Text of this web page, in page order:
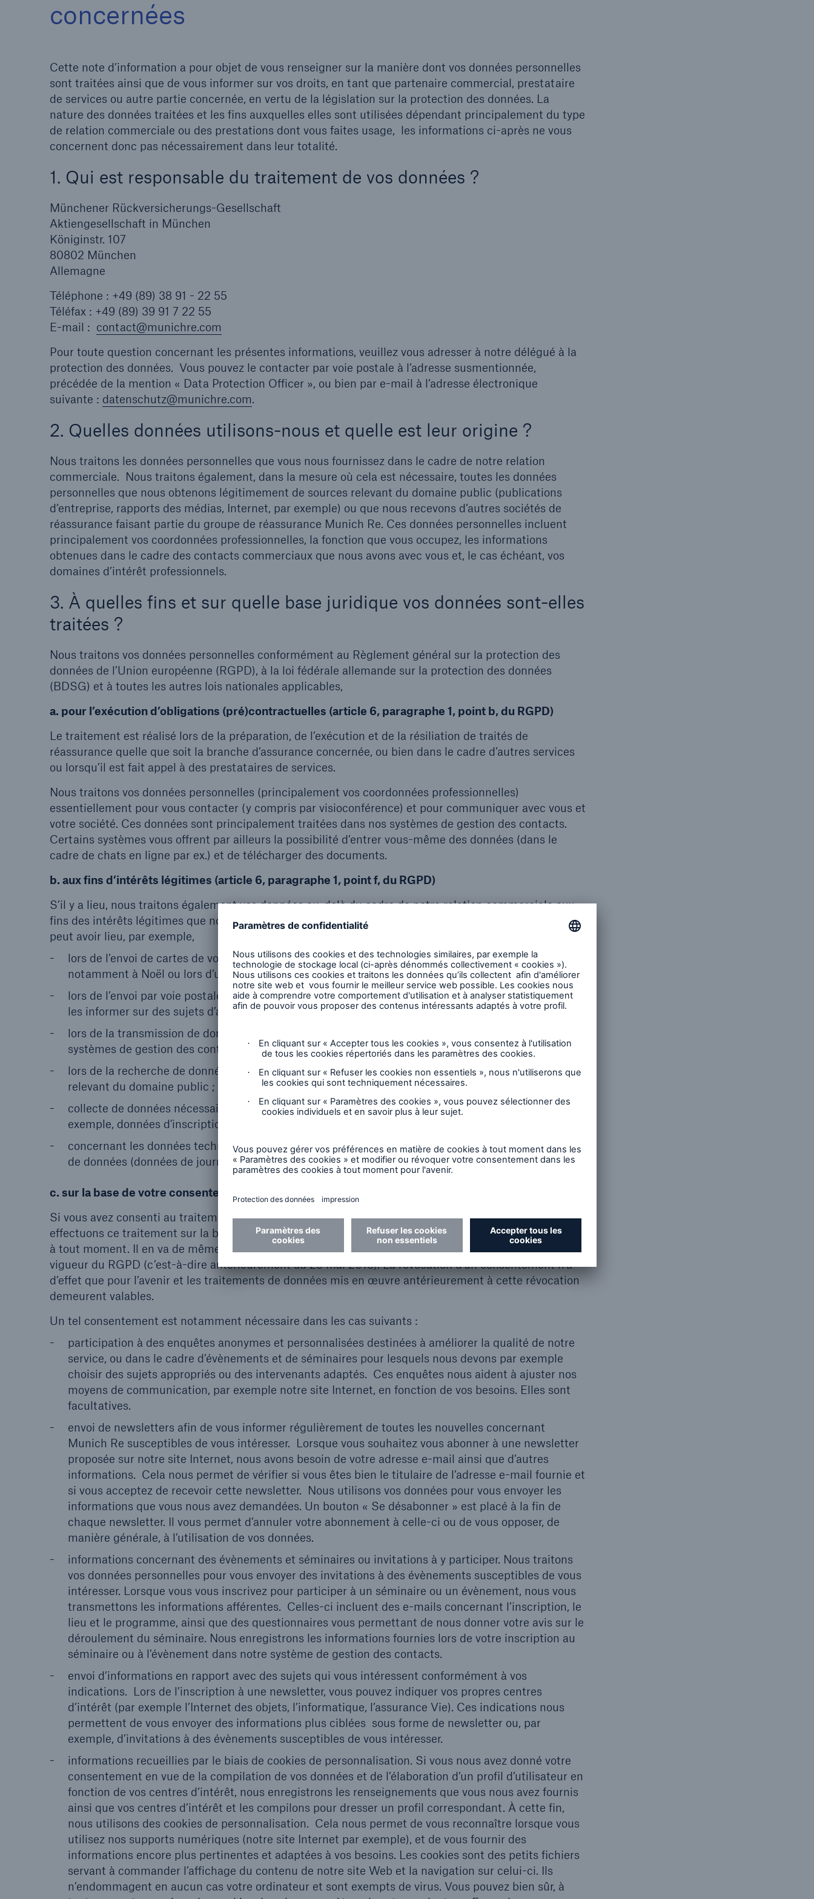
concernées
Cette note d’information a pour objet de vous renseigner sur la manière dont vos données personnelles
sont traitées ainsi que de vous informer sur vos droits, en tant que partenaire commercial, prestataire
de services ou autre partie concernée, en vertu de la législation sur la protection des données. La
nature des données traitées et les fins auxquelles elles sont utilisées dépendant principalement du type
de relation commerciale ou des prestations dont vous faites usage, les informations ci-après ne vous
concernent donc pas nécessairement dans leur totalité.
1. Qui est responsable du traitement de vos données ?
Münchener Rückversicherungs-Gesellschaft
Aktiengesellschaft in München
Königinstr. 107
80802 München
Allemagne
Téléphone : +49 (89) 38 91 - 22 55
Téléfax : +49 (89) 39 91 7 22 55
E-mail : contact@munichre.com
Pour toute question concernant les présentes informations, veuillez vous adresser à notre délégué à la
protection des données. Vous pouvez le contacter par voie postale à l’adresse susmentionnée,
précédée de la mention « Data Protection Officer », ou bien par e-mail à l’adresse électronique
suivante : datenschutz@munichre.com.
2. Quelles données utilisons-nous et quelle est leur origine ?
Nous traitons les données personnelles que vous nous fournissez dans le cadre de notre relation
commerciale. Nous traitons également, dans la mesure où cela est nécessaire, toutes les données
personnelles que nous obtenons légitimement de sources relevant du domaine public (publications
d’entreprise, rapports des médias, Internet, par exemple) ou que nous recevons d’autres sociétés de
réassurance faisant partie du groupe de réassurance Munich Re. Ces données personnelles incluent
principalement vos coordonnées professionnelles, la fonction que vous occupez, les informations
obtenues dans le cadre des contacts commerciaux que nous avons avec vous et, le cas échéant, vos
domaines d’intérêt professionnels.
3. À quelles fins et sur quelle base juridique vos données sont-elles
traitées ?
Nous traitons vos données personnelles conformément au Règlement général sur la protection des
données de l’Union européenne (RGPD), à la loi fédérale allemande sur la protection des données
(BDSG) et à toutes les autres lois nationales applicables,
a. pour l’exécution d’obligations (pré)contractuelles (article 6, paragraphe 1, point b, du RGPD)
Le traitement est réalisé lors de la préparation, de l’exécution et de la résiliation de traités de
réassurance quelle que soit la branche d’assurance concernée, ou bien dans le cadre d’autres services
ou lorsqu’il est fait appel à des prestataires de services.
Nous traitons vos données personnelles (principalement vos coordonnées professionnelles)
essentiellement pour vous contacter (y compris par visioconférence) et pour communiquer avec vous et
votre société. Ces données sont principalement traitées dans nos systèmes de gestion des contacts.
Certains systèmes vous offrent par ailleurs la possibilité d’entrer vous-même des données (dans le
cadre de chats en ligne par ex.) et de télécharger des documents.
b. aux fins d’intérêts légitimes (article 6, paragraphe 1, point f, du RGPD)
S’il y a lieu, nous traitons également vos données au-delà du cadre de notre relation commerciale aux
fins des intérêts légitimes que nous poursuivons ou qui sont poursuivis par un tiers. Un tel traitement
peut avoir lieu, par exemple,
lors de l’envoi de cartes de vœux numériques ou postales à des partenaires commerciaux,
notamment à Noël ou lors d’un anniversaire d’entreprise ;
lors de l’envoi par voie postale de brochures ou de dépliants à des partenaires commerciaux afin de
les informer sur des sujets d’actualité concernant Munich Re ;
lors de la transmission de données, au sein du groupe de réassurance Munich Re, dans nos
systèmes de gestion des contacts ;
lors de la recherche de données concernant nos interlocuteurs en faisant appel à des sources
relevant du domaine public ;
collecte de données nécessaires pour permettre la participation à des événements en ligne (par
exemple, données d'inscription et de chat),
concernant les données techniques dans le cadre de la communication électronique et de l’échange
de données (données de journal par exemple).
c. sur la base de votre consentement (article 6, paragraphe 1, point a, du RGPD)
Si vous avez consenti au traitement de vos données personnelles pour des finalités spécifiques, nous
effectuons ce traitement sur la base de votre consentement. Vous pouvez révoquer votre consentement
à tout moment. Il en va de même pour les consentements que vous nous avez donnés avant l’entrée en
vigueur du RGPD (c’est-à-dire antérieurement au 25 mai 2018). La révocation d’un consentement n’a
d’effet que pour l’avenir et les traitements de données mis en œuvre antérieurement à cette révocation
demeurent valables.
Un tel consentement est notamment nécessaire dans les cas suivants :
participation à des enquêtes anonymes et personnalisées destinées à améliorer la qualité de notre
service, ou dans le cadre d’évènements et de séminaires pour lesquels nous devons par exemple
choisir des sujets appropriés ou des intervenants adaptés. Ces enquêtes nous aident à ajuster nos
moyens de communication, par exemple notre site Internet, en fonction de vos besoins. Elles sont
facultatives.
envoi de newsletters afin de vous informer régulièrement de toutes les nouvelles concernant
Munich Re susceptibles de vous intéresser. Lorsque vous souhaitez vous abonner à une newsletter
proposée sur notre site Internet, nous avons besoin de votre adresse e-mail ainsi que d’autres
informations. Cela nous permet de vérifier si vous êtes bien le titulaire de l’adresse e-mail fournie et
si vous acceptez de recevoir cette newsletter. Nous utilisons vos données pour vous envoyer les
informations que vous nous avez demandées. Un bouton « Se désabonner » est placé à la fin de
chaque newsletter. Il vous permet d’annuler votre abonnement à celle-ci ou de vous opposer, de
manière générale, à l’utilisation de vos données.
informations concernant des évènements et séminaires ou invitations à y participer. Nous traitons
vos données personnelles pour vous envoyer des invitations à des évènements susceptibles de vous
intéresser. Lorsque vous vous inscrivez pour participer à un séminaire ou un évènement, nous vous
transmettons les informations afférentes. Celles-ci incluent des e-mails concernant l’inscription, le
lieu et le programme, ainsi que des questionnaires vous permettant de nous donner votre avis sur le
déroulement du séminaire. Nous enregistrons les informations fournies lors de votre inscription au
séminaire ou à l’évènement dans notre système de gestion des contacts.
envoi d’informations en rapport avec des sujets qui vous intéressent conformément à vos
indications. Lors de l’inscription à une newsletter, vous pouvez indiquer vos propres centres
d’intérêt (par exemple l’Internet des objets, l’informatique, l’assurance Vie). Ces indications nous
permettent de vous envoyer des informations plus ciblées sous forme de newsletter ou, par
exemple, d’invitations à des évènements susceptibles de vous intéresser.
informations recueillies par le biais de cookies de personnalisation. Si vous nous avez donné votre
consentement en vue de la compilation de vos données et de l’élaboration d’un profil d’utilisateur en
fonction de vos centres d’intérêt, nous enregistrons les renseignements que vous nous avez fournis
ainsi que vos centres d’intérêt et les compilons pour dresser un profil correspondant. À cette fin,
nous utilisons des cookies de personnalisation. Cela nous permet de vous reconnaître lorsque vous
utilisez nos supports numériques (notre site Internet par exemple), et de vous fournir des
informations encore plus pertinentes et adaptées à vos besoins. Les cookies sont des petits fichiers
servant à commander l’affichage du contenu de notre site Web et la navigation sur celui-ci. Ils
n’endommagent en aucun cas votre ordinateur et sont exempts de virus. Vous pouvez bien sûr, à